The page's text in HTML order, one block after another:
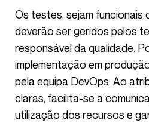
Os testes, sejam funcionais ou de desempenho,
deverão ser geridos pelos
responsável da qualidade.
implementação em
pela equipa DevOps. Ao
claras, facilita-se a
utilização dos recursos e